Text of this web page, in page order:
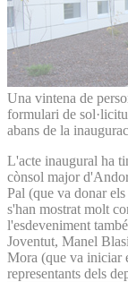
Una vintena de
formulari de
abans de la
L'acte inaugural ha
cònsol major
Pal (que va donar
s'han mostrat molt
l'esdeveniment
Joventut, Manel
Mora (que va iniciar
representants dels